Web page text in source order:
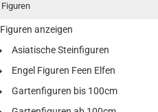
Figuren
Figuren anzeigen
Asiatische Steinfiguren
Engel Figuren Feen Elfen
Gartenfiguren bis 100cm